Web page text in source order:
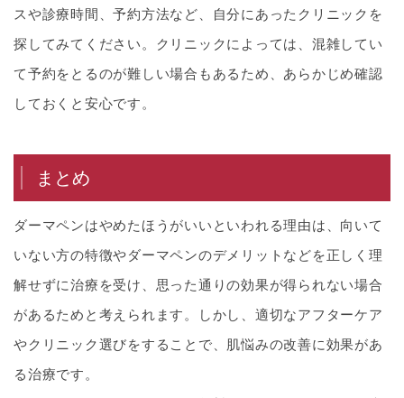
スや診療時間、予約方法など、自分にあったクリニックを
探してみてください。クリニックによっては、混雑してい
て予約をとるのが難しい場合もあるため、あらかじめ確認
しておくと安心です。
まとめ
ダーマペンはやめたほうがいいといわれる理由は、向いて
いない方の特徴やダーマペンのデメリットなどを正しく理
解せずに治療を受け、思った通りの効果が得られない場合
があるためと考えられます。しかし、適切なアフターケア
やクリニック選びをすることで、肌悩みの改善に効果があ
る治療です。